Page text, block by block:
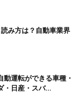
み方は？自動車業界
運転ができる車種・
・日産・スバ...